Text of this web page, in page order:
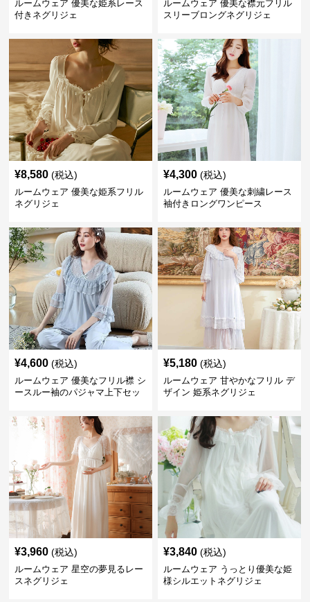
ルームウェア 優美な姫系レース
付きネグリジェ
ルームウェア 優美な襟元フリル
スリーブロングネグリジェ
¥8,580 (税込)
ルームウェア 優美な姫系フリル
ネグリジェ
¥4,300 (税込)
ルームウェア 優美な刺繍レース
袖付きロングワンピース
¥4,600 (税込)
ルームウェア 優美なフリル襟 シ
ースルー袖のパジャマ上下セッ
¥5,180 (税込)
ルームウェア 甘やかなフリル デ
ザイン 姫系ネグリジェ
¥3,960 (税込)
ルームウェア 星空の夢見るレー
スネグリジェ
¥3,840 (税込)
ルームウェア うっとり優美な姫
様シルエットネグリジェ